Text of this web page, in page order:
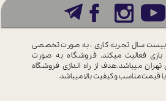
بیست سال تجربه کاری ، به صورت تخصصی
فعالیت میکند. فروشگاه به صورت
میباشد.هدف از راه اندازی فروشگاه
قیمت مناسب و کیفیت بالا میباشد.